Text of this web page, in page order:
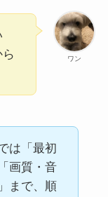
ワン
は「最初
画質・音
まで、順